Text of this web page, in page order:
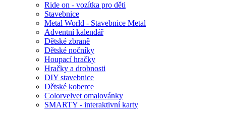
Ride on - vozítka pro děti
Stavebnice
Metal World - Stavebnice Metal
Adventní kalendář
Dětské zbraně
Dětské nočníky
Houpací hračky
Hračky a drobnosti
DIY stavebnice
Dětské koberce
Colorvelvet omalovánky
SMARTY - interaktivní karty